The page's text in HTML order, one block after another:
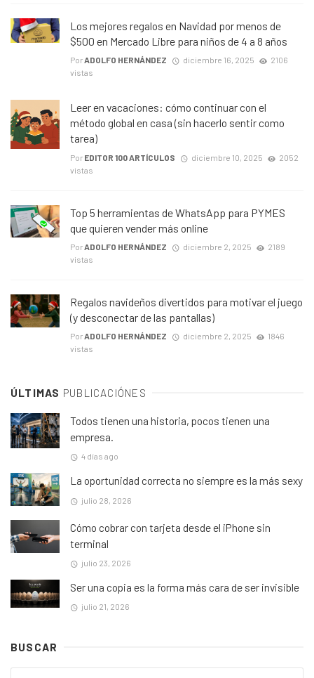
Los mejores regalos en Navidad por menos de
$500 en Mercado Libre para niños de 4 a 8 años
PorADOLFO HERNÁNDEZ diciembre 16, 2025
2106
vistas
Leer en vacaciones: cómo continuar con el
método global en casa (sin hacerlo sentir como
tarea)
Por EDITOR 100 ARTÍCULOS diciembre 10, 2025
2052
vistas
Top 5 herramientas de WhatsApp para PYMES
que quieren vender más online
PorADOLFO HERNÁNDEZ diciembre 2, 2025
2189
vistas
Regalos navideños divertidos para motivar el juego
(y desconectar de las pantallas)
PorADOLFO HERNÁNDEZ diciembre 2, 2025
1846
vistas
ÚLTIMAS PUBLICACIÓNES
Todos tienen una historia, pocos tienen una
empresa.
4 días ago
La oportunidad correcta no siempre es la más sexy
julio 28, 2026
Cómo cobrar con tarjeta desde el iPhone sin
terminal
julio 23, 2026
Ser una copia es la forma más cara de ser invisible
julio 21, 2026
BUSCAR